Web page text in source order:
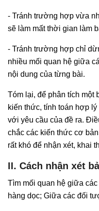
- Tránh trường hợp vừa
sẽ làm mất thời gian làm
- Tránh trường hợp chỉ
nhiều mối quan hệ giữa
nội dung của từng bài.
Tóm lại, để phân tích một
kiến thức, tính toán hợp
với yêu cầu của đề ra.
chắc các kiến thức cơ
rất khó để nhận xét, khai
II. Cách nhận xét
Tìm mối quan hệ giữa
hàng dọc; Giữa các đối